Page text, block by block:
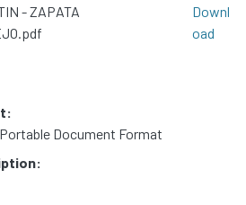
- ZAPATA
Document Format
Downl
oad